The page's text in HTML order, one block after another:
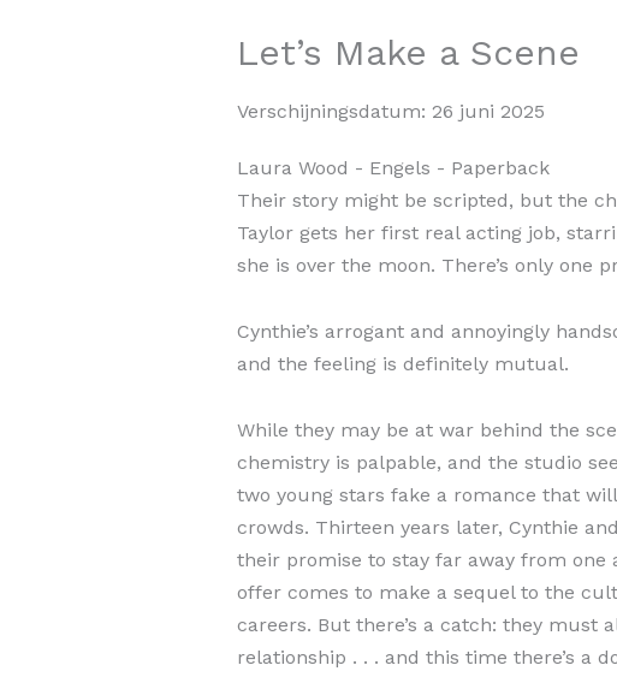
Let’s Make a Scene
Verschijningsdatum: 26 juni 2025
Laura Wood - Engels - Paperback
Their story might be scripted, but the
Taylor gets her first real acting job,
she is over the moon. There’s only one
Cynthie’s arrogant and annoyingly
and the feeling is definitely mutual.
While they may be at war behind the
chemistry is palpable, and the studio
two young stars fake a romance that
crowds. Thirteen years later, Cynthie
their promise to stay far away from one
offer comes to make a sequel to the
careers. But there’s a catch: they must
relationship . . . and this time there’s a